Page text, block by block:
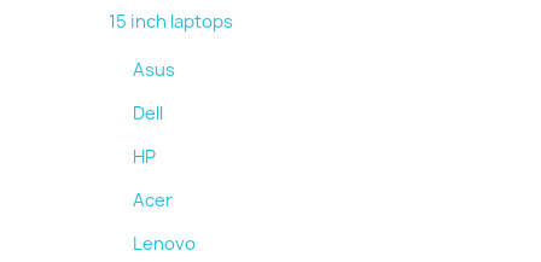
15 inch laptops
Asus
Dell
HP
Acer
Lenovo